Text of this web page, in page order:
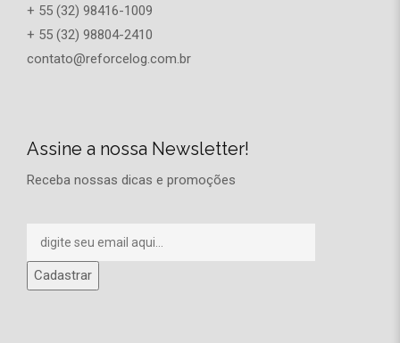
+ 55 (32) 98416-1009
+ 55 (32) 98804-2410
contato@reforcelog.com.br
Assine a nossa Newsletter!
Receba nossas dicas e promoções